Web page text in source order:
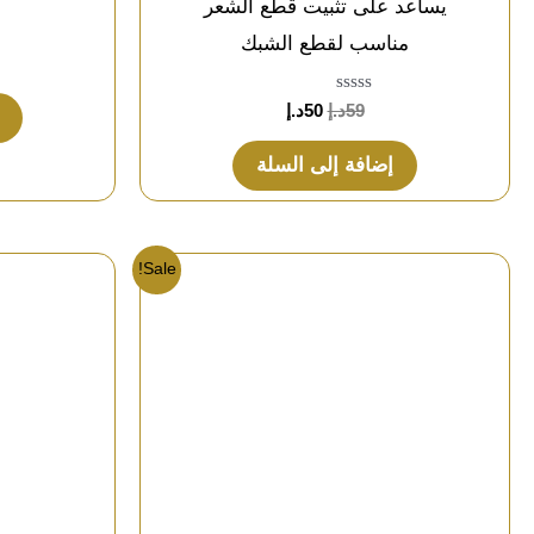
يساعد على تثبيت قطع الشعر
مناسب لقطع الشبك
تم
التقييم
0
من
5
59د.إ 50د.إ
إضافة إلى السلة
Sale!